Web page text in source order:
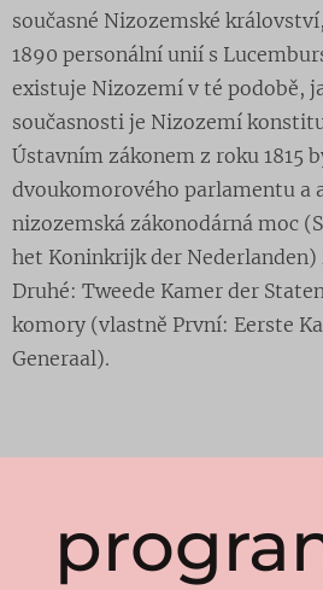
současné Nizozemské
1890 personální unií s
existuje Nizozemí v té podobě,
současnosti je Nizozemí
Ústavním zákonem z roku 1815
dvoukomorového parlamentu a
nizozemská zákonodárná moc
het Koninkrijk der Nederlanden)
Druhé: Tweede Kamer der
komory (vlastně První: Eerste
Generaal).